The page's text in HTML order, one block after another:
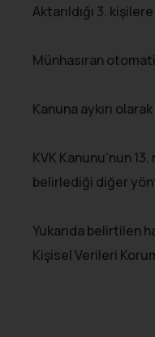
Aktarıldığı 3.
Münhasıran
Kanuna aykırı
KVK Kanunu’nun
belirlediği diğer
Yukarıda belirtilen
Kişisel Verileri